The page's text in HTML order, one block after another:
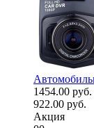
1454.00 руб.
922.00 руб.
Акция